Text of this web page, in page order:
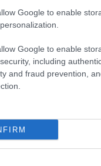
Google to enable
Google to enable
including
and fraud prevention,
ταξίδευε με
επιλογή του